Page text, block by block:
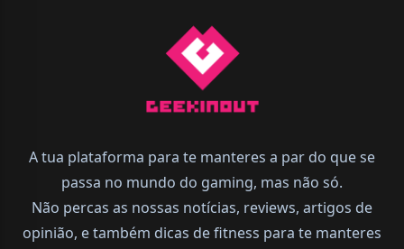
A tua plataforma para te manteres a par do que se
passa no mundo do gaming, mas não só.
Não percas as nossas notícias, reviews, artigos de
opinião, e também dicas de fitness para te manteres